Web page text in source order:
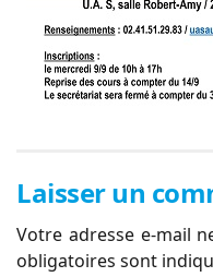
Laisser un
Votre adresse e-mail
obligatoires sont